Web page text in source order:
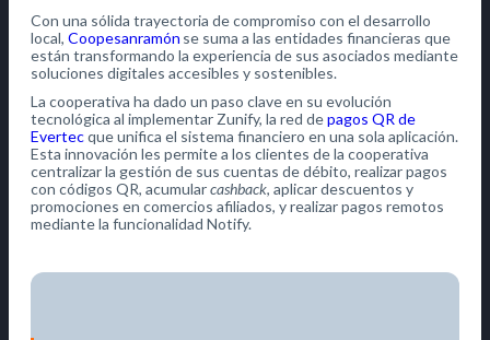
Con una sólida trayectoria de compromiso con el desarrollo
local, Coopesanramón se suma a las entidades financieras que
están transformando la experiencia de sus asociados mediante
soluciones digitales accesibles y sostenibles.
La cooperativa ha dado un paso clave en su evolución
tecnológica al implementar Zunify, la red depagos QR de
Evertecque unifica el sistema financiero en una sola aplicación.
Esta innovación les permite a los clientes de la cooperativa
centralizar la gestión de sus cuentas de débito, realizar pagos
con códigos QR, acumularcashback, aplicar descuentos y
promociones en comercios afiliados, y realizar pagos remotos
mediante la funcionalidad Notify.